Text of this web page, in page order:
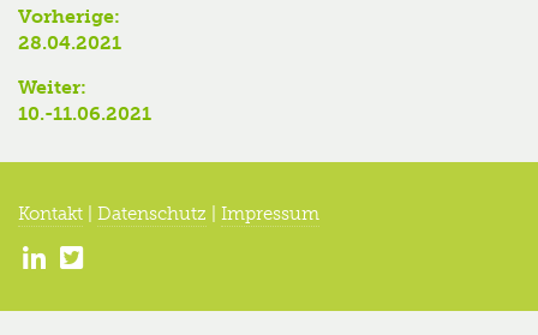
Beitragsnavigation
Vorherige:
Vorheriger
28.04.2021
Weiter:
Nächster
10.-11.06.2021
Kontakt Datenschutz Impressum